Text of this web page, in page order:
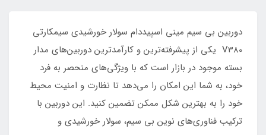
دوربین بی سیم مینی اسپیددام سولار خورشیدی سیمکارتی
V380 یکی از پیشرفته‌ترین و کارآمدترین دوربین‌های مدار
بسته موجود در بازار است که با ویژگی‌های منحصر به فرد
خود، به شما این امکان را می‌دهد تا نظارت و امنیت محیط
خود را به بهترین شکل ممکن تضمین کنید. این دوربین با
ترکیب فناوری‌های نوین بی سیم، سولار خورشیدی و